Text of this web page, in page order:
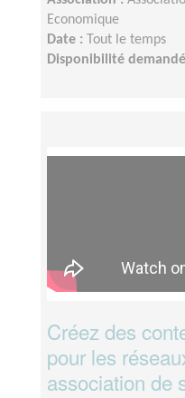
Economique
Date :
Tout le temps
Disponibilité
Créez des
pour les
association de